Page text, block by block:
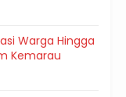
Warga Hingga
Kemarau